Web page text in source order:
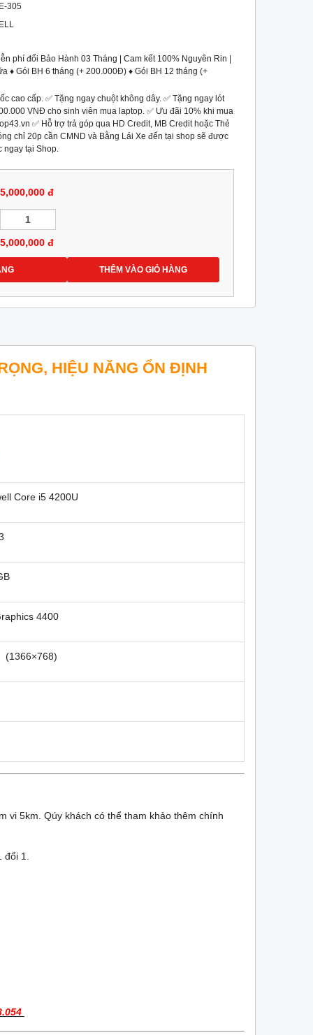
305
phí đổi Bảo Hành 03 Tháng | Cam kết 100% Nguyên Rin |
♦ Gói BH 6 tháng (+ 200.000Đ) ♦ Gói BH 12 tháng (+
cao cấp. ✅ Tặng ngay chuột không dây. ✅ Tặng ngay lót
VNĐ cho sinh viên mua laptop. ✅ Ưu đãi 10% khi mua
✅ Hỗ trợ trả góp qua HD Credit, MB Credit hoặc Thẻ
chỉ 20p cần CMND và Bằng Lái Xe đến tại shop sẽ được
ngay tại Shop.
5,000,000 đ
5,000,000 đ
THÊM VÀO GIỎ HÀNG
HIỆU NĂNG ỔN ĐỊNH
Core i5 4200U
4400
(1366×768)
vi 5km. Qúy khách có thể tham khảo thêm chính
1.